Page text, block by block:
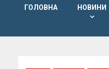
ГОЛОВНА НОВИНИ